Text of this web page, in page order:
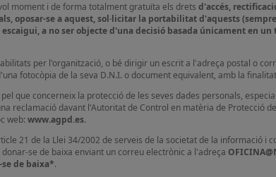
moment i de forma totalment gratuïta els drets d'accés,
oposar-se a aquest, sol·licitar la portabilitat d'aquests
a no ser objecte d'una decisió basada únicament en
per l'organització, o bé dirigir un escrit a l'adreça postal o
fotocòpia de la seva D.N.I. o document equivalent, amb la
que concerneix la protecció de les seves dades personals,
reclamació davant l'Autoritat de Control en matèria de Protecció
web: www.agpd.es.
21 de la Llei 34/2002 de serveis de la societat de la informació i
se de baixa enviant un correu electrònic a l'adreça
de baixa*.